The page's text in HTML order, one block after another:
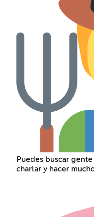
Puedes buscar
charlar y hacer